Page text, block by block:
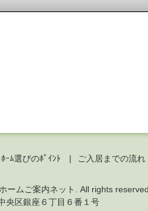
ﾎｰﾑ選びのﾎﾟｲﾝﾄ ご入居までの流れ
ームご案内ネット
. All rights
央区銀座６丁目６番１号